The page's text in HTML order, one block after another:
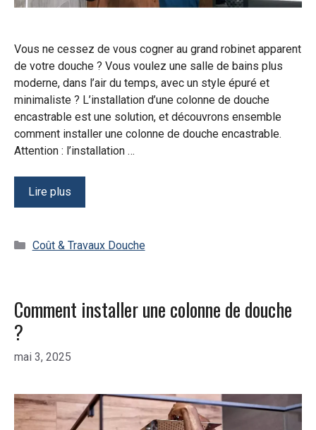
Vous ne cessez de vous cogner au grand robinet apparent
de votre douche ? Vous voulez une salle de bains plus
moderne, dans l’air du temps, avec un style épuré et
minimaliste ? L’installation d’une colonne de douche
encastrable est une solution, et découvrons ensemble
comment installer une colonne de douche encastrable.
Attention : l’installation …
Lire plus
Catégories
Coût & Travaux Douche
Comment installer une colonne de douche
?
mai 3, 2025